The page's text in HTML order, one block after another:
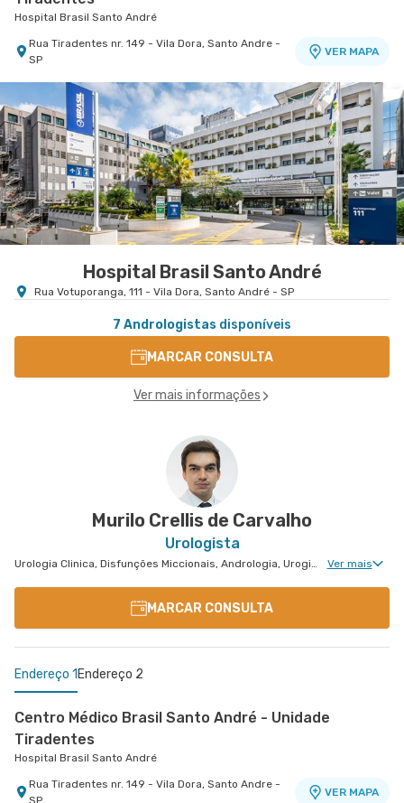
Hospital Brasil Santo André
Rua Tiradentes nr. 149 - Vila Dora, Santo Andre -
SP
VER MAPA
Hospital Brasil Santo André
Rua Votuporanga, 111 - Vila Dora, Santo André - SP
7 Andrologistas disponíveis
MARCAR CONSULTA
Ver mais informações
Murilo Crellis de Carvalho
Urologista
Urologia Clinica, Disfunções Miccionais, Andrologia, Uroginecologia, Infertilidade Masculina, Urologia Oncológica Ver mais
MARCAR CONSULTA
Endereço 1 Endereço 2
Centro Médico Brasil Santo André - Unidade
Tiradentes
Hospital Brasil Santo André
Rua Tiradentes nr. 149 - Vila Dora, Santo Andre -
SP
VER MAPA